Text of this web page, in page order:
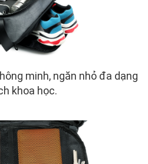
minh, ngăn nhỏ đa dạng
khoa học.